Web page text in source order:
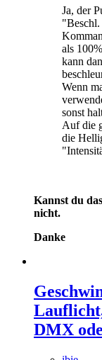
Ja, der
als
kann
Wenn
sonst
Auf die
die
Kannst du
nicht.
Danke
DMX